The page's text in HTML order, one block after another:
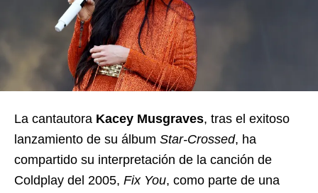
La cantautora Kacey Musgraves, tras el exitoso
lanzamiento de su álbum Star-Crossed, ha
compartido su interpretación de la canción de
Coldplay del 2005, Fix You, como parte de una